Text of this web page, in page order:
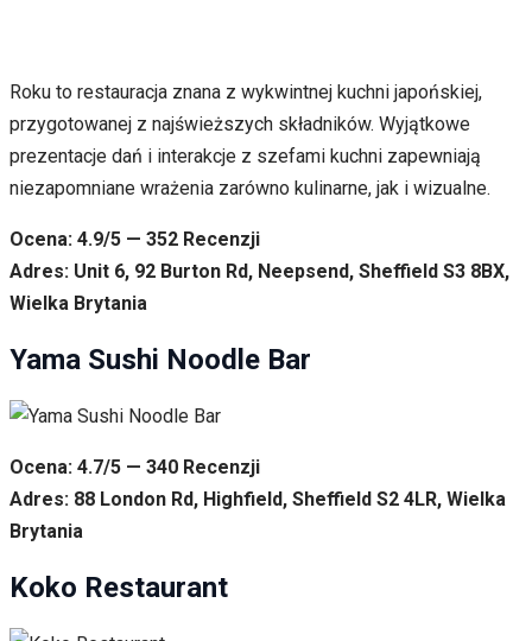
Roku to restauracja znana z wykwintnej kuchni japońskiej,
przygotowanej z najświeższych składników. Wyjątkowe
prezentacje dań i interakcje z szefami kuchni zapewniają
niezapomniane wrażenia zarówno kulinarne, jak i wizualne.
Ocena: 4.9/5 — 352 Recenzji
Adres: Unit 6, 92 Burton Rd, Neepsend, Sheffield S3 8BX,
Wielka Brytania
Yama Sushi Noodle Bar
Ocena: 4.7/5 — 340 Recenzji
Adres: 88 London Rd, Highfield, Sheffield S2 4LR, Wielka
Brytania
Koko Restaurant